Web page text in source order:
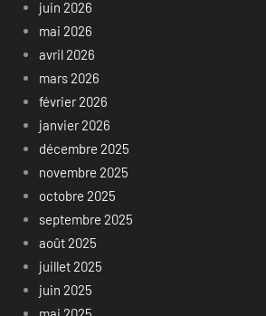
juin 2026
mai 2026
avril 2026
mars 2026
février 2026
janvier 2026
décembre 2025
novembre 2025
octobre 2025
septembre 2025
août 2025
juillet 2025
juin 2025